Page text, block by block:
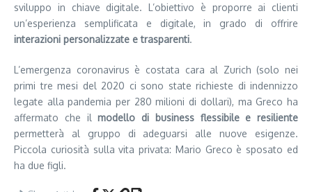
sviluppo in chiave digitale. L’obiettivo è proporre ai clienti
un’esperienza semplificata e digitale, in grado di offrire
interazioni personalizzate e trasparenti.
L’emergenza coronavirus è costata cara al Zurich (solo nei
primi tre mesi del 2020 ci sono state richieste di indennizzo
legate alla pandemia per 280 milioni di dollari), ma Greco ha
affermato che ilmodello di business flessibile e resiliente
permetterà al gruppo di adeguarsi alle nuove esigenze.
Piccola curiosità sulla vita privata: Mario Greco è sposato ed
ha due figli.